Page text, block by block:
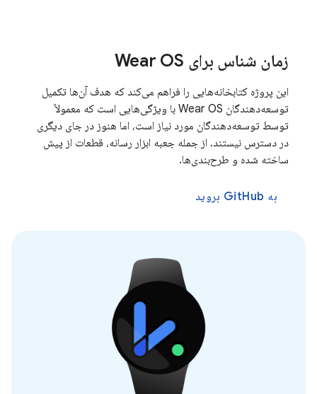
زمان شناس برای Wear OS
این پروژه کتابخانه‌هایی را فراهم می‌کند که هدف آن‌ها تکمیل
توسعه‌دهندگان Wear OS با ویژگی‌هایی است که معمولاً
توسط توسعه‌دهندگان مورد نیاز است، اما هنوز در جای دیگری
در دسترس نیستند. از جمله جعبه ابزار رسانه، قطعات از پیش
ساخته شده و طرح‌بندی‌ها.
به GitHub بروید